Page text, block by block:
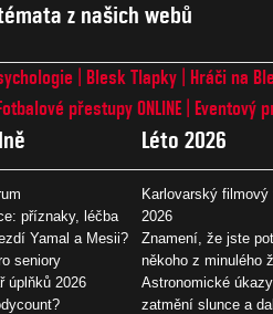
z našich webů
Blesk Tlapky Hráči na
přestupy ONLINE Eventový
příznaky, léčba
Yamal a Mesii?
seniory
úplňků 2026
Léto 2026
Karlovarský filmový
2026
Znamení, že jste
někoho z minulého
Astronomické
zatmění slunce a